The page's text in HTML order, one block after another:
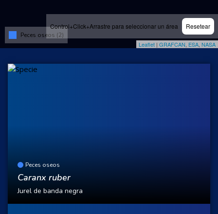
Control+Click+Arrastre para seleccionar un área Resetear
Peces oseos (2)
Leaflet | GRAFCAN ESA NASA
Peces oseos
Caranx ruber
Jurel de banda negra